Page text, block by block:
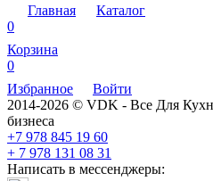
Главная
Каталог
0
Корзина
0
Избранное
Войти
2014-2026 © VDK - Все Для
бизнеса
+7 978 845 19 60
+ 7 978 131 08 31
Написать в мессенджеры: